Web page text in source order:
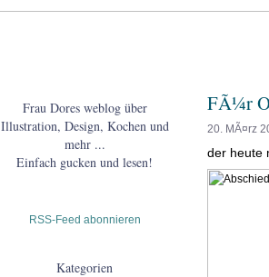
Frau Dores weblog über
Illustration, Design, Kochen und
mehr ...
Einfach gucken und lesen!
RSS-Feed abonnieren
Kategorien
FÃ¼r
20. MÃ¤rz
der heute